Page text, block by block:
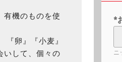
有機のものを使
『卵』『小麦』
いして、個々の
*
ニ